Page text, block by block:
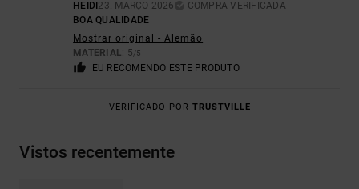
HEIDI 23. MARÇO 2026
COMPRA VERIFICADA
BOA QUALIDADE
Mostrar original - Alemão
MATERIAL: 5/5
EU RECOMENDO ESTE PRODUTO
VERIFICADO POR TRUSTVILLE
Vistos recentemente